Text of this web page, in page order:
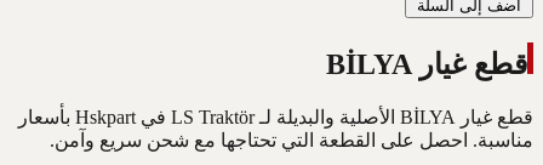
أضف إلى السلة
قطع غيار BİLYA
قطع غيار BİLYA الأصلية والبديلة لـ LS Traktör في Hskpart بأسعار
مناسبة. احصل على القطعة التي تحتاجها مع شحن سريع وآمن.